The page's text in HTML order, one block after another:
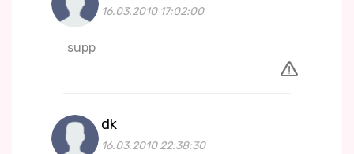
16.03.2010 17:02:00
supp
dk
16.03.2010 22:38:30